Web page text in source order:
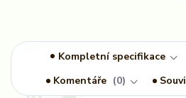
Kompletní specifikace
Komentáře
0